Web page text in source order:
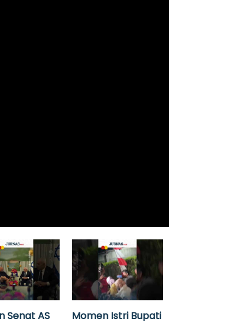
Senat AS Momen Istri Bupati